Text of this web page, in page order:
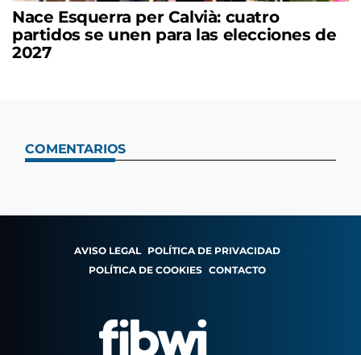
Nace Esquerra per Calvià: cuatro
partidos se unen para las elecciones de
2027
COMENTARIOS
AVISO LEGAL POLÍTICA DE PRIVACIDAD
POLÍTICA DE COOKIES CONTACTO